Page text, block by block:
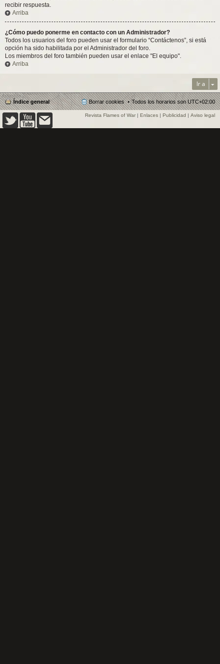
recibir respuesta.
Arriba
¿Cómo puedo ponerme en contacto con un Administrador?
Todos los usuarios del foro pueden usar el formulario “Contáctenos”, si está
opción ha sido habilitada por el Administrador del foro.
Los miembros del foro también pueden usar el enlace "El equipo".
Arriba
Ir a
Índice general Todos los horarios sonUTC+02:00
Borrar cookies
Revista Flames of War | Enlaces | Publicidad | Aviso legal